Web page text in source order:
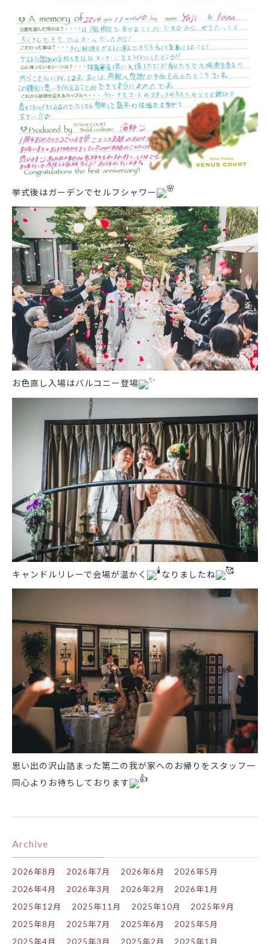
挙式後はガーデンでセルフシャワー
お色直し入場はバルコニー登場
キャンドルリレーで会場が温かく なりましたね
思い出の沢山詰まった第二の我が家へのお帰りをスタッフ一
同心よりお待ちしております
Archive
2026年8月 2026年7月 2026年6月
2026年5月
2026年4月
2026年3月 2026年2月
2026年1月
2025年12月
2025年11月 2025年10月
2025年9月
2025年8月
2025年7月 2025年6月
2025年5月
2025年4月
2025年3月 2025年2月 2025年1月